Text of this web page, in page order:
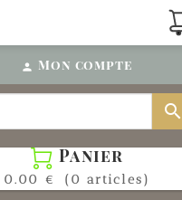
person Mon compte
search
 Panier
0.00 € (0 articles)